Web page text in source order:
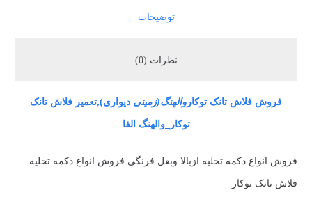
توضیحات
نظرات (0)
فروش فلاش تانک توکار والهنگ(زمینی دیواری),تعمیر فلاش تانک
توکار_والهنگ الفا
فروش انواع دکمه تخلیه ازبالا وبغل فرنگی فروش انواع دکمه تخلیه
فلاش تانک توکار